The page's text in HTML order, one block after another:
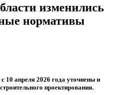
изменились
нормативы
10 апреля 2026 года уточнены и
проектирования.